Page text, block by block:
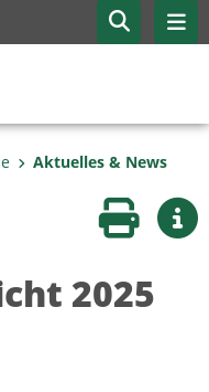
Aktuelles & News
Seite
2025